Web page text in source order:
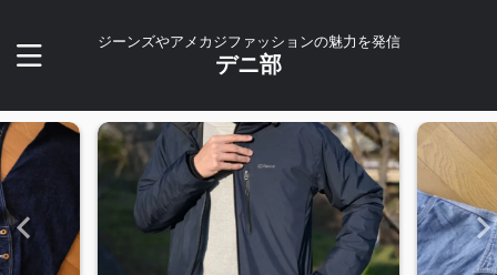
ジーンズやアメカジファッションの魅力を発信
デニ部